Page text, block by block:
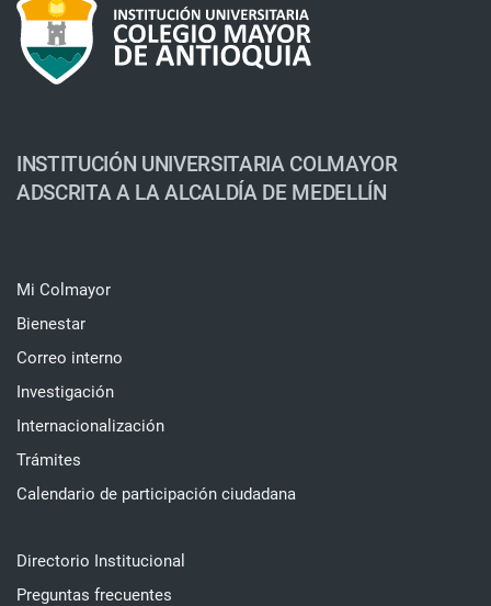
INSTITUCIÓN UNIVERSITARIA COLMAYOR
ADSCRITA A LA ALCALDÍA DE MEDELLÍN
Mi Colmayor
Bienestar
Correo interno
Investigación
Internacionalización
Trámites
Calendario de participación ciudadana
Directorio Institucional
Preguntas frecuentes